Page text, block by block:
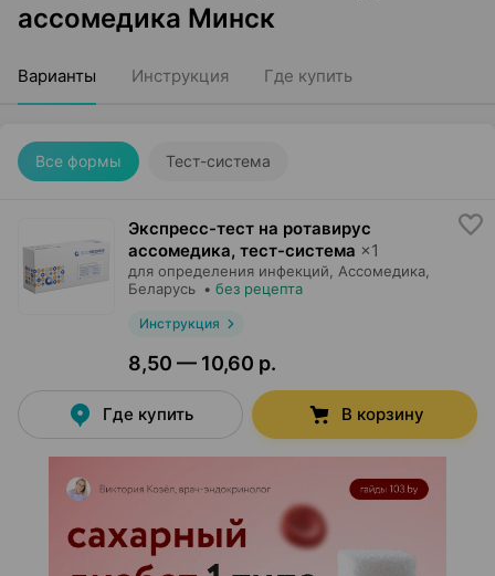
ассомедика Минск
Варианты Инструкция Где купить
Все формы Тест-система
Экспресс-тест на ротавирус
ассомедика, тест-система ×1
для определения инфекций, Ассомедика
Беларусь • без рецепта
Инструкция
8,50 — 10,60 р.
Где купить В корзину